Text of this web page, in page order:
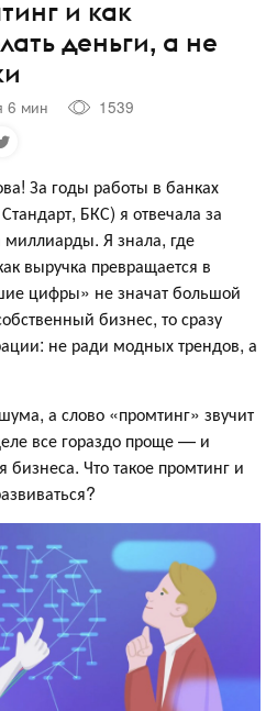
и как
деньги, а не
6 мин
1539
За годы работы в банках
БКС) я отвечала за
миллиарды. Я знала, где
выручка превращается в
цифры» не значат большой
бизнес, то сразу
не ради модных трендов, а
а слово «промтинг» звучит
все гораздо проще — и
бизнеса. Что такое промтинг и